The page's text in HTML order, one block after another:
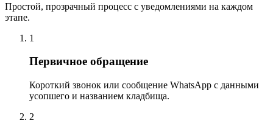
Простой, прозрачный процесс с уведомлениями на каждом
этапе.
1
Первичное обращение
Короткий звонок или сообщение WhatsApp с данными
усопшего и названием кладбища.
2